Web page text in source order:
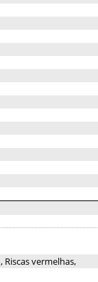
Riscas vermelhas,